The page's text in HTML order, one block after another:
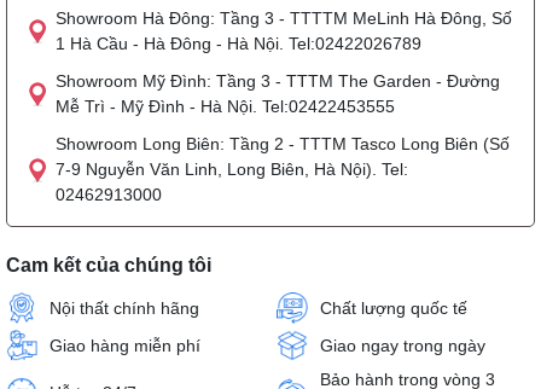
Showroom Hà Đông: Tầng 3 - TTTTM MeLinh Hà Đông, Số
1 Hà Cầu - Hà Đông - Hà Nội. Tel:02422026789
Showroom Mỹ Đình: Tầng 3 - TTTM The Garden - Đường
Mễ Trì - Mỹ Đình - Hà Nội. Tel:02422453555
Showroom Long Biên: Tầng 2 - TTTM Tasco Long Biên (Số
7-9 Nguyễn Văn Linh, Long Biên, Hà Nội). Tel:
02462913000
Cam kết của chúng tôi
Nội thất chính hãng
Chất lượng quốc tế
Giao hàng miễn phí
Giao ngay trong ngày
Bảo hành trong vòng 3